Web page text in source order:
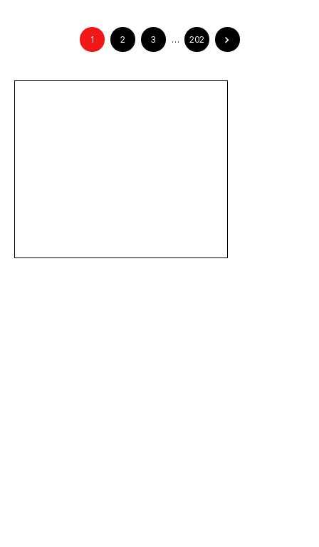
1 2 3 … 202